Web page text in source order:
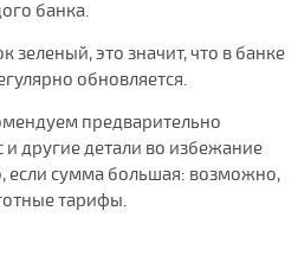
банка.
зеленый, это значит, что в банке
обновляется.
предварительно
и другие детали во избежание
если сумма большая: возможно,
тарифы.